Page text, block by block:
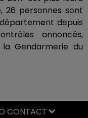
26 personnes sont
depuis
annoncés,
Gendarmerie du
CONTACT